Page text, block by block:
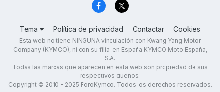
Tema Política de privacidad Contactar Cookies
Esta web no tiene NINGUNA vinculación con Kwang Yang Motor
Company (KYMCO), ni con su filial en España KYMCO Moto España,
S.A.
Todas las marcas que aparecen en esta web son propiedad de sus
respectivos dueños.
Copyright © 2010 - 2025 ForoKymco. Todos los derechos reservados.